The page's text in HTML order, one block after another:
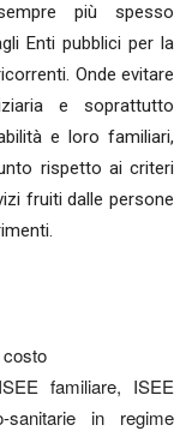
più spesso
Enti pubblici per la
Onde evitare
e soprattutto
e loro familiari,
rispetto ai criteri
fruiti dalle persone
familiare, ISEE
sanitarie in regime